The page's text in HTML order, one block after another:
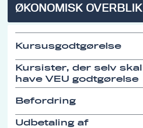
ØKONOMISK OVERBLIK
Kursusgodtgørelse
Kursister, der selv skal
have VEU godtgørelse
Befordring
Udbetaling af